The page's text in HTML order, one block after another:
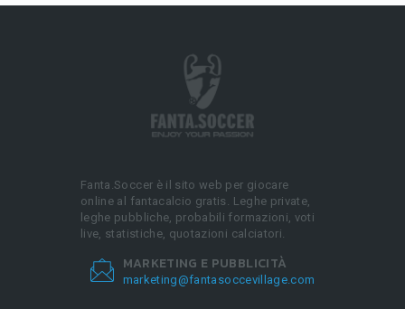
Fanta.Soccer è il sito web per giocare
online al fantacalcio gratis. Leghe private,
leghe pubbliche, probabili formazioni, voti
live, statistiche, quotazioni calciatori.
MARKETING E PUBBLICITÀ
marketing@fantasoccevillage.com